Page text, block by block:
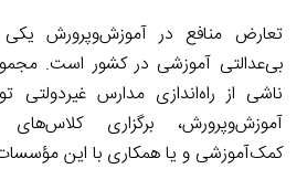
تعارض منافع در آموزش‌وپرورش
بی‌عدالتی آموزشی در کشور است.
ناشی از راه‌اندازی مدارس غیردولتی
آموزش‌وپرورش، برگزاری
کمک‌آموزشی و یا همکاری با این